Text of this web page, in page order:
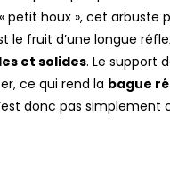
petit houx », cet arbuste
le fruit d’une longue
et solides. Le support
ce qui rend la bague
donc pas simplement